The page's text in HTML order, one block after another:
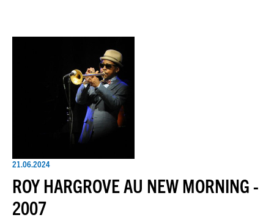
21.06.2024
ROY HARGROVE AU NEW MORNING -
2007